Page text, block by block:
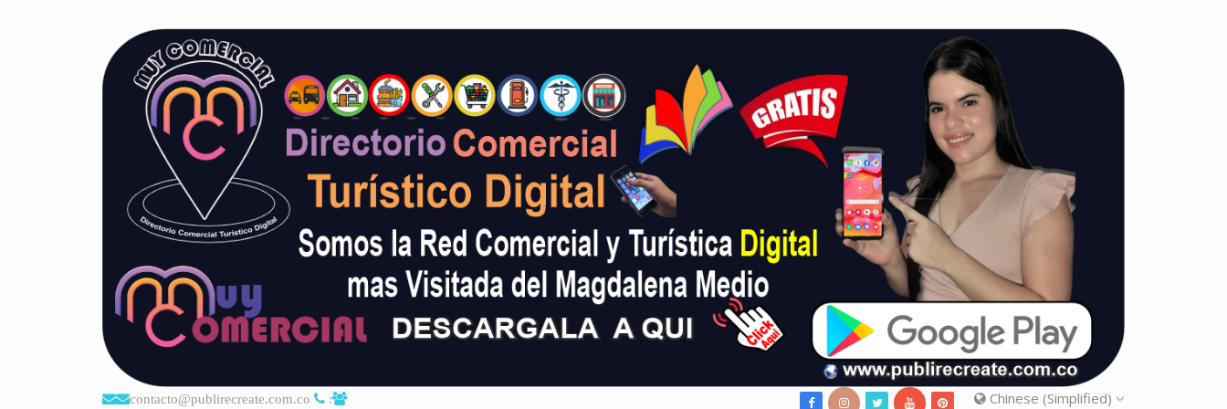
contacto@publirecreate.com.co : Chinese (Simplified)